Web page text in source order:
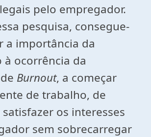
pelo empregador.
pesquisa, consegue-
a importância da
à ocorrência da
Burnout, a começar
de trabalho, de
os interesses
sem sobrecarregar